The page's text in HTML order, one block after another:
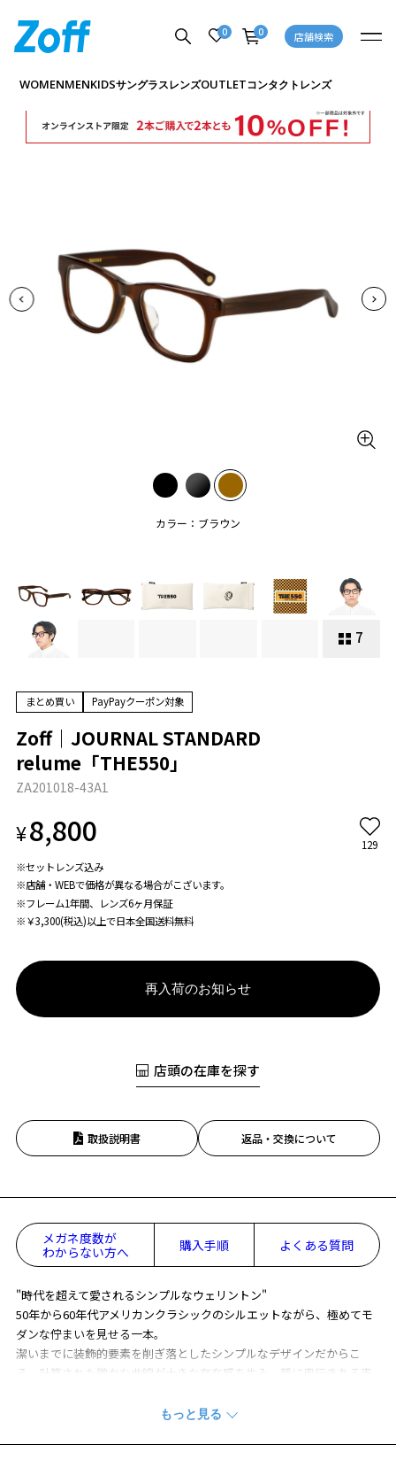
0 0 店舗検索
WOMENMENKIDSサングラスレンズOUTLETコンタクトレンズ
カラー：ブラウン
7
商品詳細ページへ
まとめ買い PayPayクーポン対象
Zoff｜JOURNAL STANDARD
relume「THE550」
ZA201018-43A1
¥8,800 129
※セットレンズ込み
※店舗・WEBで価格が異なる場合がこざいます。
※フレーム1年間、レンズ6ヶ月保証
※￥3,300(税込)以上で日本全国送料無料
再入荷のお知らせ
店頭の在庫を探す
取扱説明書 返品・交換について
メガネ度数が
わからない方へ
購入手順 よくある質問
"時代を超えて愛されるシンプルなウェリントン"
50年から60年代アメリカンクラシックのシルエットながら、極めてモ
ダンな佇まいを見せる一本。
潔いまでに装飾的要素を削ぎ落としたシンプルなデザインだからこ
そ、計算された微かな曲線が大きな存在感を生み、顔に奥行きある表
す。